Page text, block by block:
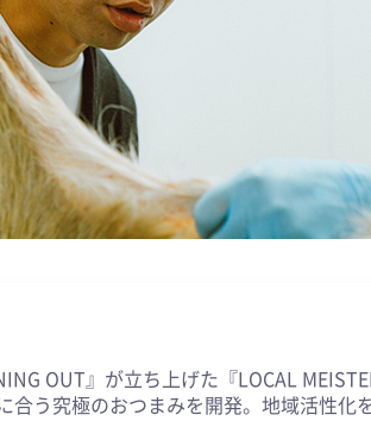
OUT』が立ち上げた『LOCAL
う究極のおつまみを開発。地域活性化